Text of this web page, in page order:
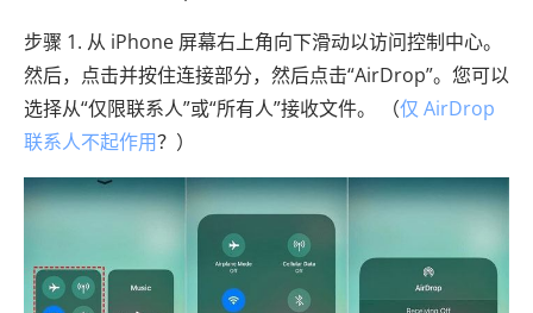
步骤 1. 从 iPhone 屏幕右上角向下滑动以访问控制中心。
然后，点击并按住连接部分，然后点击“AirDrop”。您可以
选择从“仅限联系人”或“所有人”接收文件。 （仅 AirDrop
联系人不起作用？）